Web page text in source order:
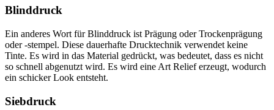
Blinddruck
Ein anderes Wort für Blinddruck ist Prägung oder Trockenprägung
oder -stempel. Diese dauerhafte Drucktechnik verwendet keine
Tinte. Es wird in das Material gedrückt, was bedeutet, dass es nicht
so schnell abgenutzt wird. Es wird eine Art Relief erzeugt, wodurch
ein schicker Look entsteht.
Siebdruck